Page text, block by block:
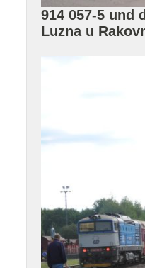
914 057-5 und
Luzna u